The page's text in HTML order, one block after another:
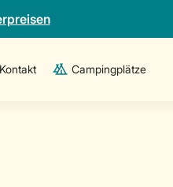
Campingplätze